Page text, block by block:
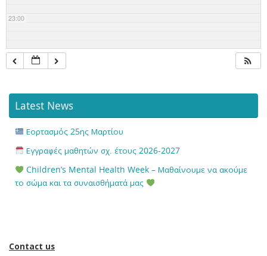
23:00
Latest News
Εορτασμός 25ης Μαρτίου
Εγγραφές μαθητών σχ. έτους 2026-2027
Children’s Mental Health Week – Μαθαίνουμε να ακούμε
το σώμα και τα συναισθήματά μας
Contact us